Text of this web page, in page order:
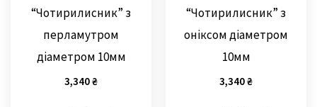
“Чотирилисник” з
перламутром
діаметром 10мм
3,340₴
“Чотирилисник” з
оніксом діаметром
10мм
3,340₴